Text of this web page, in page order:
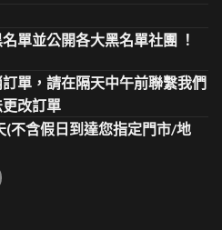
單並公開各大黑名單社團 ！
單，請在隔天中午前聯繫我們
改訂單
不含假日到達您指定門市/地